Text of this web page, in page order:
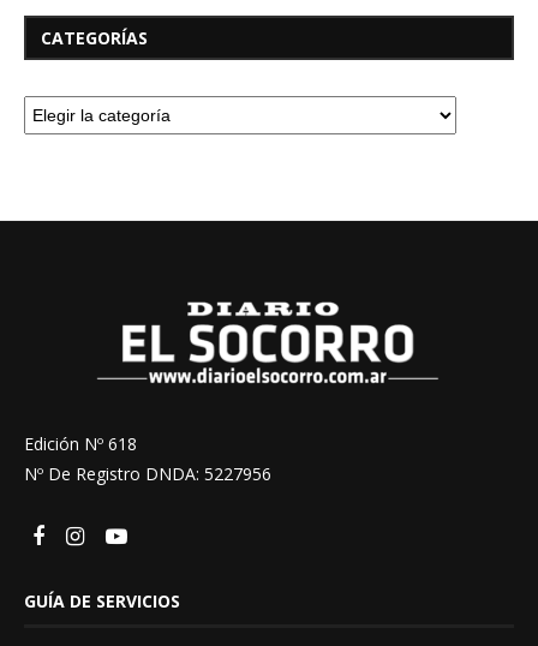
CATEGORÍAS
Edición Nº 618
Nº De Registro DNDA: 5227956
GUÍA DE SERVICIOS